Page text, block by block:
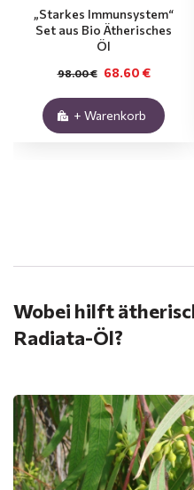
„Starkes Immunsystem“
Set aus Bio Ätherisches
Öl
68.60 €
98.00 €
+ Warenkorb
Wobei hilft
Radiata-Öl?